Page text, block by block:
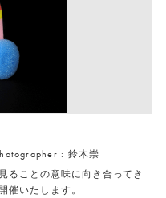
: 鈴木崇
ることの意味に向き合ってき
催いたします。